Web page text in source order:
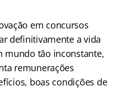
em concursos
definitivamente a vida
mundo tão inconstante,
remunerações
boas condições de